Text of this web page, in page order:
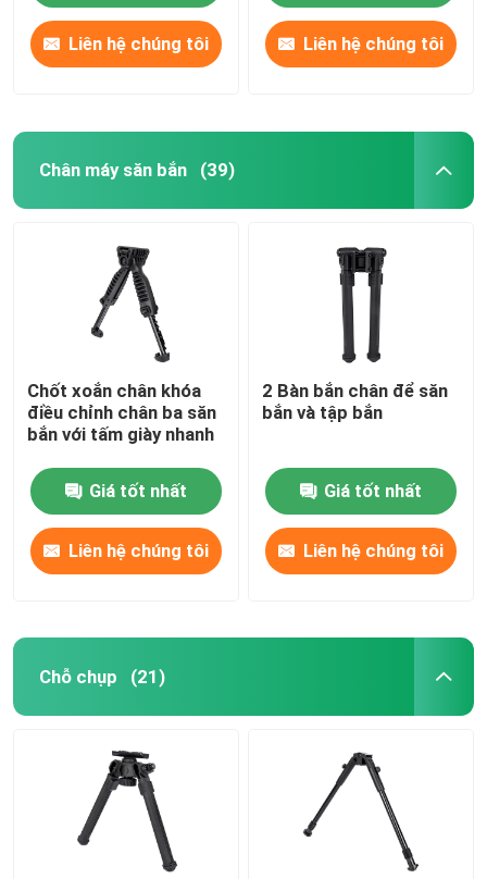
Liên hệ chúng tôi Liên hệ chúng tôi
Chân máy săn bắn (39)
Chốt xoắn chân khóa
điều chỉnh chân ba săn
bắn với tấm giày nhanh
Giá tốt nhất
Liên hệ chúng tôi
2 Bàn bắn chân để săn
bắn và tập bắn
Giá tốt nhất
Liên hệ chúng tôi
Chỗ chụp (21)